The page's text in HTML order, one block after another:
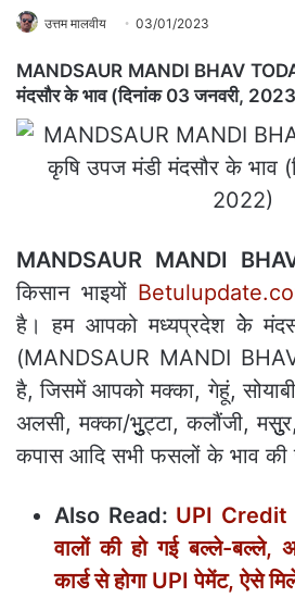
उत्तम मालवीय 03/01/2023
MANDSAUR MANDI BHAV
मंदसौर के भाव (दिनांक 03 जनवरी,
MANDSAUR MANDI
किसान भाइयों
है। हम आपको मध्यप्रदेश केे
(MANDSAUR MANDI
है, जिसमें आपको मक्का, गेहूं,
अलसी, मक्‍का/भुुुुुुट्टा, कलौंजी,
कपास आदि सभी फसलों के भाव की
Also Read: UPI Credit
वालों की हो गई बल्‍ले-बल्‍ले,
कार्ड से होगा UPI पेमेंट, ऐसे